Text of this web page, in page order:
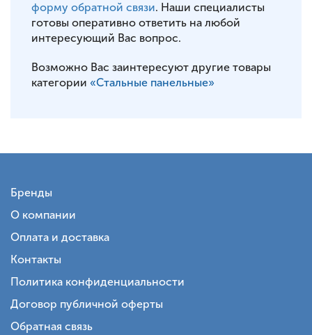
форму обратной связи. Наши специалисты
готовы оперативно ответить на любой
интересующий Вас вопрос.
Возможно Вас заинтересуют другие товары
категории «Стальные панельные»
Бренды
О компании
Оплата и доставка
Контакты
Политика конфиденциальности
Договор публичной оферты
Обратная связь